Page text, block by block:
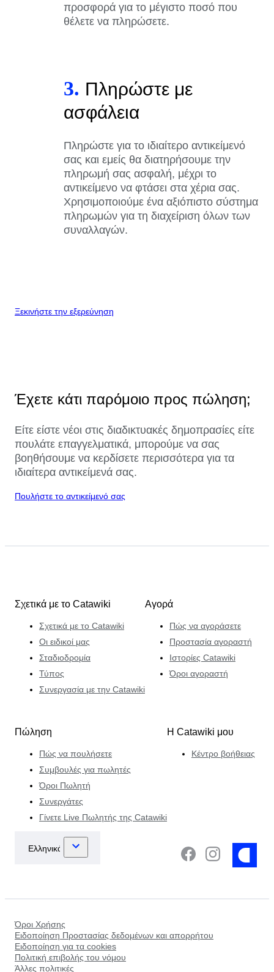
προσφορά για το μέγιστο ποσό που
θέλετε να πληρώσετε.
3. Πληρώστε με
ασφάλεια
Πληρώστε για το ιδιαίτερο αντικείμενό
σας και εμείς θα διατηρήσουμε την
πληρωμή σας ασφαλή, μέχρι το
αντικείμενο να φτάσει στα χέρια σας.
Χρησιμοποιούμε ένα αξιόπιστο σύστημα
πληρωμών για τη διαχείριση όλων των
συναλλαγών.
Ξεκινήστε την εξερεύνηση
Έχετε κάτι παρόμοιο προς πώληση;
Είτε είστε νέοι στις διαδικτυακές δημοπρασίες είτε
πουλάτε επαγγελματικά, μπορούμε να σας
βοηθήσουμε να κερδίσετε περισσότερα για τα
ιδιαίτερα αντικείμενά σας.
Πουλήστε το αντικείμενό σας
Σχετικά με το Catawiki
Σχετικά με το Catawiki
Οι ειδικοί μας
Σταδιοδρομία
Τύπος
Συνεργασία με την Catawiki
Αγορά
Πώς να αγοράσετε
Προστασία αγοραστή
Ιστορίες Catawiki
Όροι αγοραστή
Πώληση
Πώς να πουλήσετε
Συμβουλές για πωλητές
Όροι Πωλητή
Συνεργάτες
Γίνετε Live Πωλητής της Catawiki
Η Catawiki μου
Κέντρο βοήθειας
Όροι Χρήσης
Ειδοποίηση Προστασίας δεδομένων και απορρήτου
Ειδοποίηση για τα cookies
Πολιτική επιβολής του νόμου
Άλλες πολιτικές